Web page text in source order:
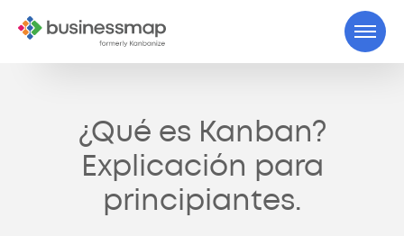
¿Qué es Kanban?
Explicación para
principiantes.